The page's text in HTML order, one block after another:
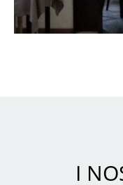
I